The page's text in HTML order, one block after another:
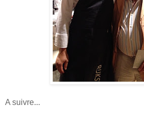
A suivre...